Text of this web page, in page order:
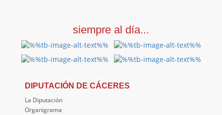
siempre al día...
DIPUTACIÓN DE CÁCERES
La Diputación
Organigrama